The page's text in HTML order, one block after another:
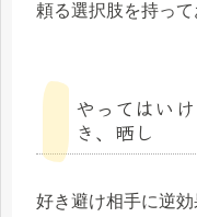
頼る選択肢を持っ
やってはい
き、晒し
好き避け相手に逆